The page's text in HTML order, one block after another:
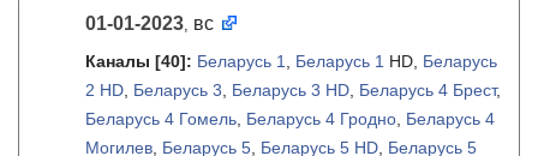
01-01-2023, вс
Каналы [40]: Беларусь 1 Беларусь 1 HD, Беларусь
2 HD Беларусь 3 Беларусь 3 HD Беларусь 4 Брест,
Беларусь 4 Гомель Беларусь 4 Гродно Беларусь 4
Могилев Беларусь 5 Беларусь 5 HD Беларусь 5